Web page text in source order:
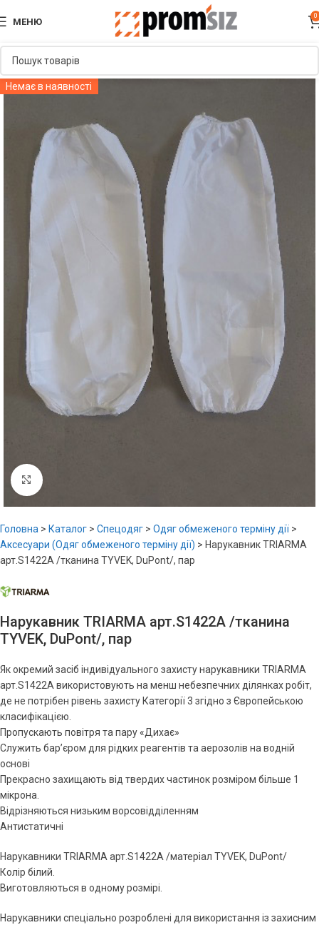
МЕНЮ
0
Немає в наявності
Увеличить
Головна > Каталог > Спецодяг > Одяг обмеженого терміну дії >
Аксесуари (Одяг обмеженого терміну дії) > Нарукавник TRIARMA
арт.S1422A /тканина TYVEK, DuPont/, пар
Нарукавник TRIARMA арт.S1422A /тканина
TYVEK, DuPont/, пар
Як окремий засіб індивідуального захисту нарукавники TRIARMA
арт.S1422A використовують на менш небезпечних ділянках робіт,
де не потрібен рівень захисту Категорії 3 згідно з Європейською
класифікацією.
Пропускають повітря та пару «Дихає»
Служить бар’єром для рідких реагентів та аерозолів на водній
основі
Прекрасно захищають від твердих частинок розміром більше 1
мікрона.
Відрізняються низьким ворсовідділенням
Антистатичні
Нарукавники TRIARMA арт.S1422A /матеріал TYVEK, DuPont/
Колір білий.
Виготовляються в одному розмірі.
Нарукавники спеціально розроблені для використання із захисним